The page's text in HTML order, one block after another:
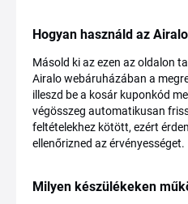
Hogyan használd az
Másold ki az ezen az oldalon
Airalo webáruházában a
illeszd be a kosár kuponkód
végösszeg automatikusan
feltételekhez kötött, ezért
ellenőrizned az érvényességet.
Milyen készülékeken